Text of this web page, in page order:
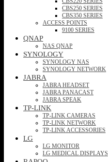
CBS250 SERIES
CBS350 SERIES
ACCESS POINTS
9100 SERIES
QNAP
NAS QNAP
SYNOLOGY
SYNOLOGY NAS
SYNOLOGY NETWORK
JABRA
JABRA HEADSET
JABRA PANACAST
JABRA SPEAK
TP-LINK
TP-LINK CAMERAS
TP-LINK NETWORK
TP-LINK ACCESSORIES
LG
LG MONITOR
LG MEDICAL DISPLAYS